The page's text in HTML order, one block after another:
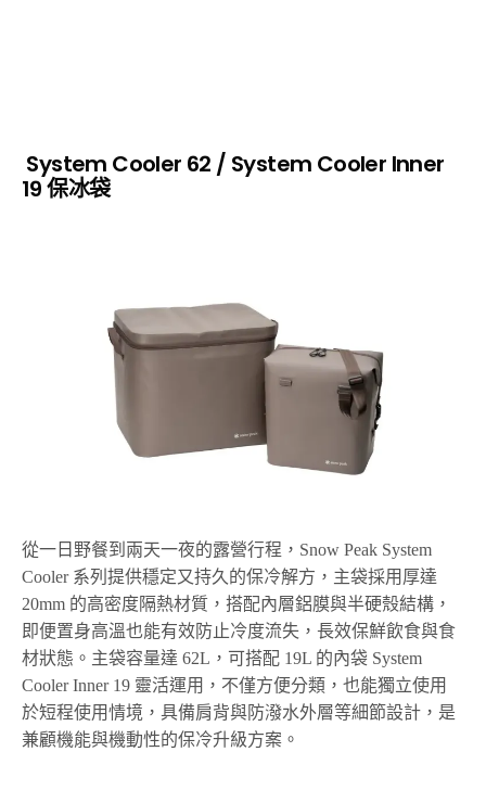
System Cooler 62 / System Cooler Inner
19 保冰袋
從一日野餐到兩天一夜的露營行程，Snow Peak System
Cooler 系列提供穩定又持久的保冷解方，主袋採用厚達
20mm 的高密度隔熱材質，搭配內層鋁膜與半硬殼結構，
即便置身高溫也能有效防止冷度流失，長效保鮮飲食與食
材狀態。主袋容量達 62L，可搭配 19L 的內袋 System
Cooler Inner 19 靈活運用，不僅方便分類，也能獨立使用
於短程使用情境，具備肩背與防潑水外層等細節設計，是
兼顧機能與機動性的保冷升級方案。